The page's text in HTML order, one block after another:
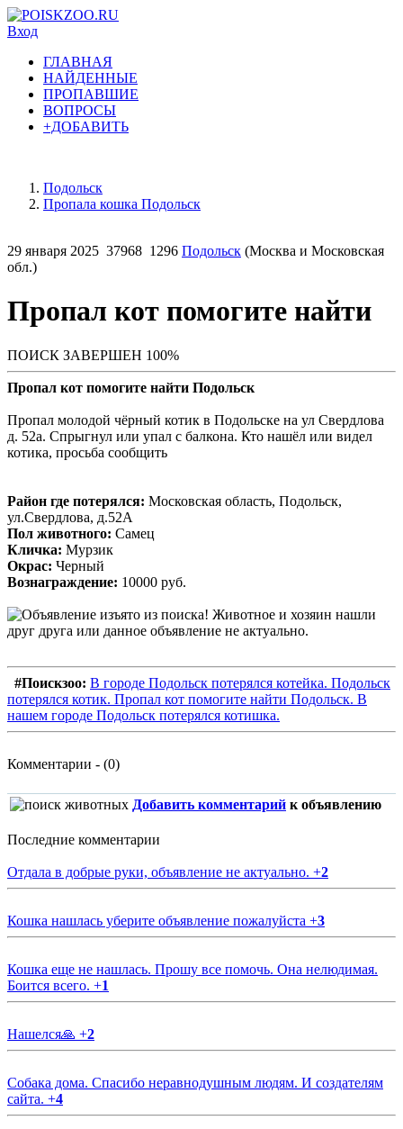
Вход
ГЛАВНАЯ
НАЙДЕННЫЕ
ПРОПАВШИЕ
ВОПРОСЫ
+ДОБАВИТЬ
Подольск
Пропала кошка Подольск
29 января 2025 37968 1296 Подольск (Москва и Московская
обл.)
Пропал кот помогите найти
ПОИСК ЗАВЕРШЕН 100%
Пропал кот помогите найти Подольск
Пропал молодой чёрный котик в Подольске на ул Свердлова
д. 52а. Спрыгнул или упал с балкона. Кто нашёл или видел
котика, просьба сообщить
Район где потерялся: Московская область, Подольск,
ул.Свердлова, д.52А
Пол животного: Самец
Кличка: Мурзик
Окрас: Черный
Вознаграждение: 10000 руб.
#Поискзоо: В городе Подольск потерялся котейка. Подольск
потерялся котик. Пропал кот помогите найти Подольск. В
нашем городе Подольск потерялся котишка.
Комментарии - (0)
Добавить комментарий к объявлению
Последние комментарии
Отдала в добрые руки, объявление не актуально. +2
Кошка нашлась уберите объявление пожалуйста +3
Кошка еще не нашлась. Прошу все помочь. Она нелюдимая.
Боится всего. +1
Нашелся🙏 +2
Собака дома. Спасибо неравнодушным людям. И создателям
сайта. +4